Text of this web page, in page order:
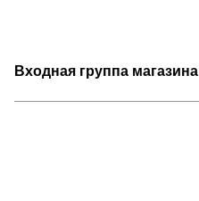
Входная группа магазина